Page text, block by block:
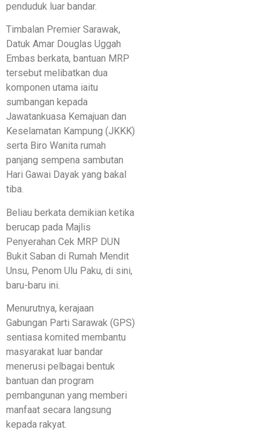
penduduk luar bandar.
Timbalan Premier Sarawak,
Datuk Amar Douglas Uggah
Embas berkata, bantuan MRP
tersebut melibatkan dua
komponen utama iaitu
sumbangan kepada
Jawatankuasa Kemajuan dan
Keselamatan Kampung (JKKK)
serta Biro Wanita rumah
panjang sempena sambutan
Hari Gawai Dayak yang bakal
tiba.
Beliau berkata demikian ketika
berucap pada Majlis
Penyerahan Cek MRP DUN
Bukit Saban di Rumah Mendit
Unsu, Penom Ulu Paku, di sini,
baru-baru ini.
Menurutnya, kerajaan
Gabungan Parti Sarawak (GPS)
sentiasa komited membantu
masyarakat luar bandar
menerusi pelbagai bentuk
bantuan dan program
pembangunan yang memberi
manfaat secara langsung
kepada rakyat.